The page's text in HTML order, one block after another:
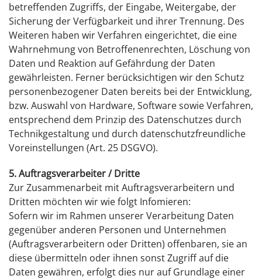
betreffenden Zugriffs, der Eingabe, Weitergabe, der
Sicherung der Verfügbarkeit und ihrer Trennung. Des
Weiteren haben wir Verfahren eingerichtet, die eine
Wahrnehmung von Betroffenenrechten, Löschung von
Daten und Reaktion auf Gefährdung der Daten
gewährleisten. Ferner berücksichtigen wir den Schutz
personenbezogener Daten bereits bei der Entwicklung,
bzw. Auswahl von Hardware, Software sowie Verfahren,
entsprechend dem Prinzip des Datenschutzes durch
Technikgestaltung und durch datenschutzfreundliche
Voreinstellungen (Art. 25 DSGVO).
5. Auftragsverarbeiter / Dritte
Zur Zusammenarbeit mit Auftragsverarbeitern und
Dritten möchten wir wie folgt Infomieren:
Sofern wir im Rahmen unserer Verarbeitung Daten
gegenüber anderen Personen und Unternehmen
(Auftragsverarbeitern oder Dritten) offenbaren, sie an
diese übermitteln oder ihnen sonst Zugriff auf die
Daten gewähren, erfolgt dies nur auf Grundlage einer